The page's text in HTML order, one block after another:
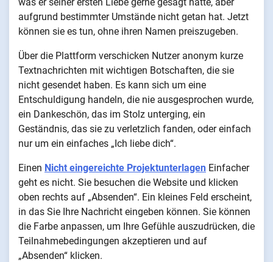
aufgrund bestimmter Umstände nicht getan hat. Jetzt
können sie es tun, ohne ihren Namen preiszugeben.
Über die Plattform verschicken Nutzer anonym kurze
Textnachrichten mit wichtigen Botschaften, die sie
nicht gesendet haben. Es kann sich um eine
Entschuldigung handeln, die nie ausgesprochen wurde,
ein Dankeschön, das im Stolz unterging, ein
Geständnis, das sie zu verletzlich fanden, oder einfach
nur um ein einfaches „Ich liebe dich“.
Einen Nicht eingereichte Projektunterlagen Einfacher
geht es nicht. Sie besuchen die Website und klicken
oben rechts auf „Absenden“. Ein kleines Feld erscheint,
in das Sie Ihre Nachricht eingeben können. Sie können
die Farbe anpassen, um Ihre Gefühle auszudrücken, die
Teilnahmebedingungen akzeptieren und auf
„Absenden“ klicken.